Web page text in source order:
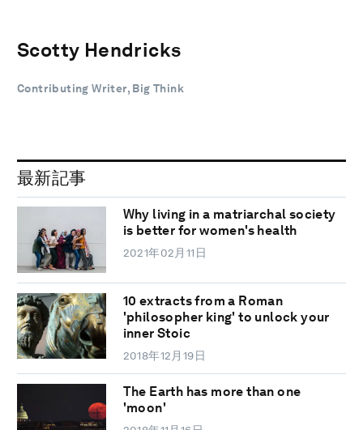
Scotty Hendricks
Contributing Writer, Big Think
最新記事
Why living in a matriarchal society
is better for women's health
2021年02月11日
10 extracts from a Roman
'philosopher king' to unlock your
inner Stoic
2018年12月19日
The Earth has more than one
'moon'